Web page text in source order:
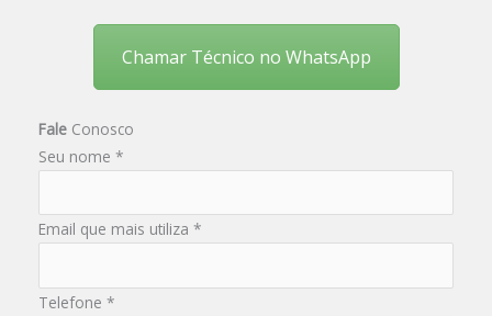
Chamar Técnico no WhatsApp
Fale Conosco
Seu nome *
Email que mais utiliza *
Telefone *